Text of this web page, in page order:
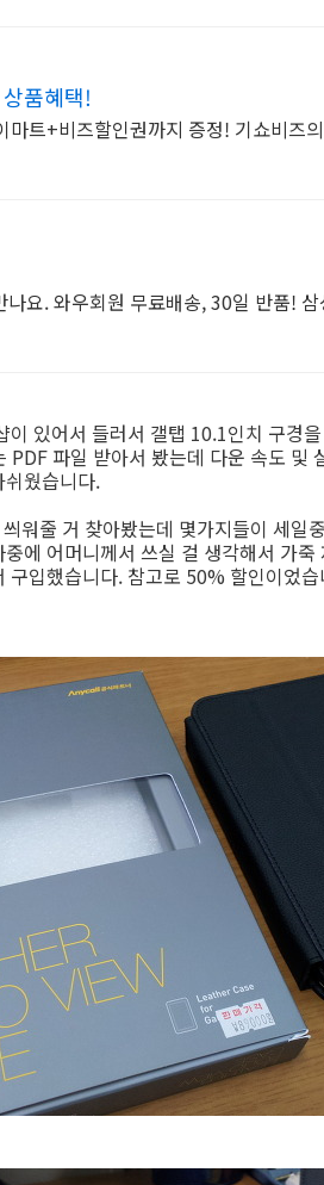
품혜택!
트+비즈할인권까지 증정! 기쇼비즈
요. 와우회원 무료배송, 30일 반품!
있어서 들러서 갤탭 10.1인치 구경
파일 받아서 봤는데 다운 속도 및
웠습니다.
워줄 거 찾아봤는데 몇가지들이 세일
에 어머니께서 쓰실 걸 생각해서 가
구입했습니다. 참고로 50% 할인이었